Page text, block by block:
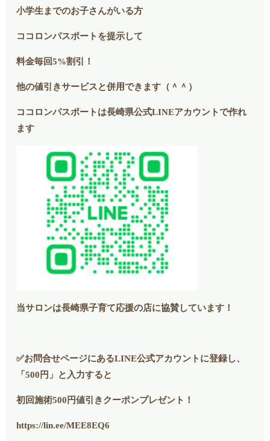
小学生までのお子さんがいる方
ココロンパスポートを提示して
料金毎回5%割引！
他の値引きサービスと併用できます（＾＾）
ココロンパスポートは長崎県公式LINEアカウントで作れ
ます
当サロンは長崎県子育て応援の店に協賛しています！
✅お問合せページにあるLINE公式アカウントに登録し、
「500円」と入力すると
初回施術500円値引きクーポンプレゼント！
https://lin.ee/MEE8EQ6